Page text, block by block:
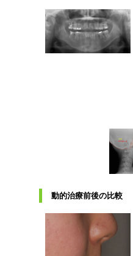
動的治療前後の比較